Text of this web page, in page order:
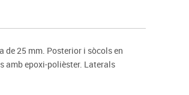
25 mm. Posterior i sòcols en
amb epoxi-polièster. Laterals